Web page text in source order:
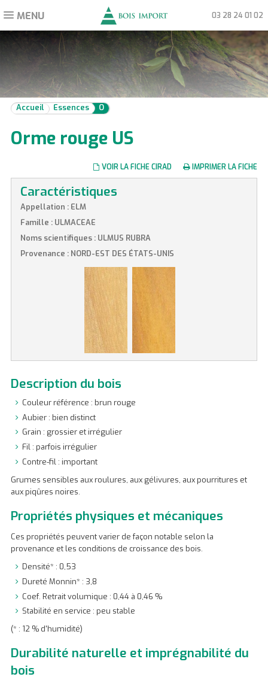
Toggle
MENU 03 28 24 01 02
Accueil Essences O
Orme rouge US
VOIR LA FICHE CIRAD IMPRIMER LA FICHE
Caractéristiques
Appellation : ELM
Famille : ULMACEAE
Noms scientifiques : ULMUS RUBRA
Provenance : NORD-EST DES ÉTATS-UNIS
Description du bois
Couleur référence : brun rouge
Aubier : bien distinct
Grain : grossier et irrégulier
Fil : parfois irrégulier
Contre-fil : important
Grumes sensibles aux roulures, aux gélivures, aux pourritures et
aux piqûres noires.
Propriétés physiques et mécaniques
Ces propriétés peuvent varier de façon notable selon la
provenance et les conditions de croissance des bois.
Densité* : 0,53
Dureté Monnin* : 3,8
Coef. Retrait volumique : 0,44 à 0,46 %
Stabilité en service : peu stable
(* : 12 % d'humidité)
Durabilité naturelle et imprégnabilité du
bois